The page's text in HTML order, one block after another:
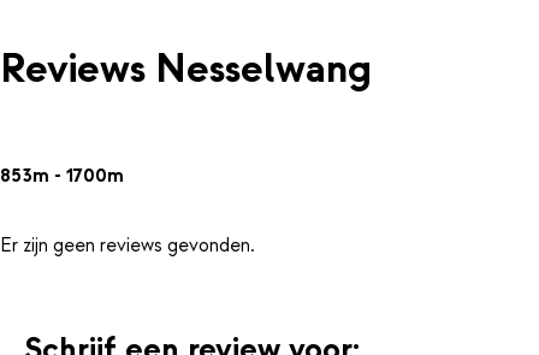
Reviews Nesselwang
853m - 1700m
Er zijn geen reviews gevonden.